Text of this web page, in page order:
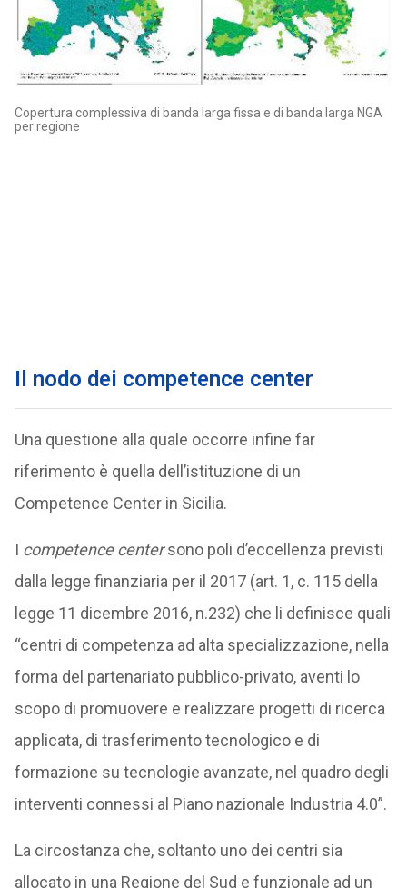
Copertura complessiva di banda larga fissa e di banda larga NGA
per regione
Il nodo dei competence center
Una questione alla quale occorre infine far
riferimento è quella dell’istituzione di un
Competence Center in Sicilia.
I competence centersono poli d’eccellenza previsti
dalla legge finanziaria per il 2017 (art. 1, c. 115 della
legge 11 dicembre 2016, n.232) che li definisce quali
“centri di competenza ad alta specializzazione, nella
forma del partenariato pubblico-privato, aventi lo
scopo di promuovere e realizzare progetti di ricerca
applicata, di trasferimento tecnologico e di
formazione su tecnologie avanzate, nel quadro degli
interventi connessi al Piano nazionale Industria 4.0”.
La circostanza che, soltanto uno dei centri sia
allocato in una Regione del Sud e funzionale ad un